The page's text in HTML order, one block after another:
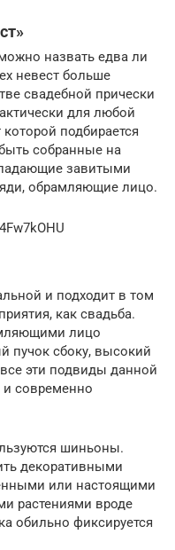
назвать едва ли
невест больше
свадебной прически
для любой
подбирается
собранные на
завитыми
обрамляющие лицо.
и подходит в том
как свадьба.
лицо
пучок сбоку, высокий
эти подвиды данной
и современно
шиньоны.
декоративными
или настоящими
растениями вроде
обильно фиксируется